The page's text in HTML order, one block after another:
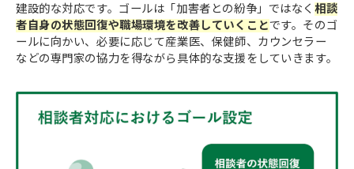
建設的な対応です。ゴールは「加害者との紛争」ではなく 相談
者自身の状態回復や職場環境を改善していくことです。そのゴ
ールに向かい、必要に応じて産業医、保健師、カウンセラー
などの専門家の協力を得ながら具体的な支援をしていきます。